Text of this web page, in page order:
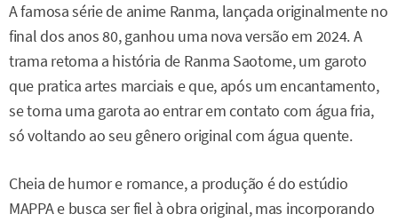
A famosa série de anime Ranma, lançada originalmente no
final dos anos 80, ganhou uma nova versão em 2024. A
trama retoma a história de Ranma Saotome, um garoto
que pratica artes marciais e que, após um encantamento,
se torna uma garota ao entrar em contato com água fria,
só voltando ao seu gênero original com água quente.
Cheia de humor e romance, a produção é do estúdio
MAPPA e busca ser fiel à obra original, mas incorporando